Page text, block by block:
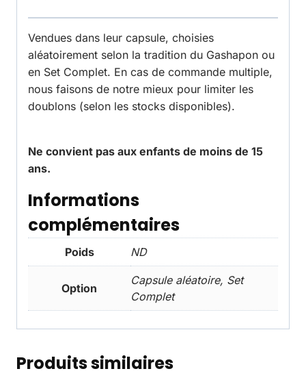
Vendues dans leur capsule, choisies
aléatoirement selon la tradition du Gashapon ou
en Set Complet. En cas de commande multiple,
nous faisons de notre mieux pour limiter les
doublons (selon les stocks disponibles).
Ne convient pas aux enfants de moins de 15
ans.
Informations
complémentaires
Poids ND
Option
Capsule aléatoire, Set
Complet
Produits similaires